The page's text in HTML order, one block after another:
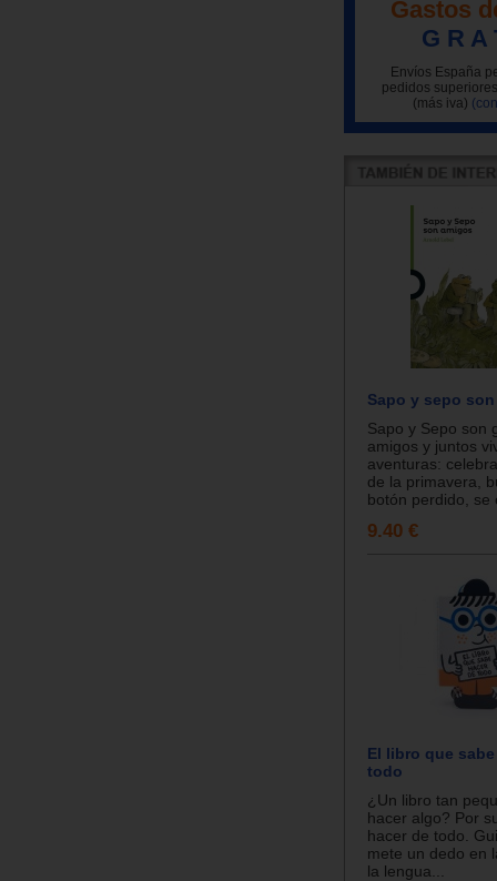
Gastos
G R A
Envíos España
pedidos
(más iva)
Sapo y sepo
Sapo y Sepo son
amigos y juntos
aventuras:
de la primavera,
botón perdido, se
9.40 €
El libro que
todo
¿Un libro tan
hacer algo? Por
hacer de todo.
mete un dedo en
la lengua...